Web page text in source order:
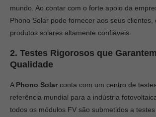
mundo. Ao contar com o forte apoio da
Phono Solar pode fornecer aos seus clientes,
produtos solares altamente confiáveis​​.
2. Testes Rigorosos que
Qualidade
A Phono Solar conta com um centro de
referência mundial para a indústria
todos os módulos FV são submetidos a